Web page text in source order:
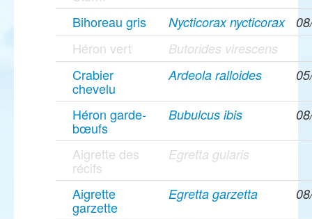
Bihoreau gris
Nycticorax nycticorax
Héron vert Butorides virescens
Crabier
chevelu
Ardeola ralloides
Héron garde-
bœufs
Bubulcus ibis
Aigrette des
récifs
Egretta gularis
Aigrette
garzette
Egretta garzetta